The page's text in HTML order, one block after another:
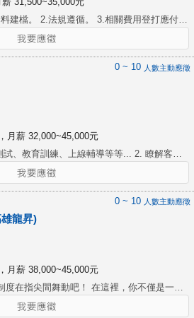
建檔。 2.法規遵循。 3.相關費用登打應付憑
請作業。 5.其他人資相關事務及主管交辦事
月薪 32,000~45,000元
0 ~ 10 人數主動應徵
、教育訓練、上線輔導等等... 2. 瞭解客戶
案。 3. 善於溝通協調、具備良好的邏輯及
龍昇)
月薪 38,000~45,000元
0 ~ 10 人數主動應徵
吧！ 在這裡，你不僅是一名
橋樑，牽起管理與財務的雙手！ 💼 你將